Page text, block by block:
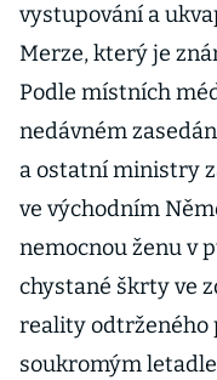
vystupování a
Merze, který je
Podle místních
nedávném
a ostatní ministry
ve východním
nemocnou ženu v
chystané škrty ve
reality odtrženého
soukromým